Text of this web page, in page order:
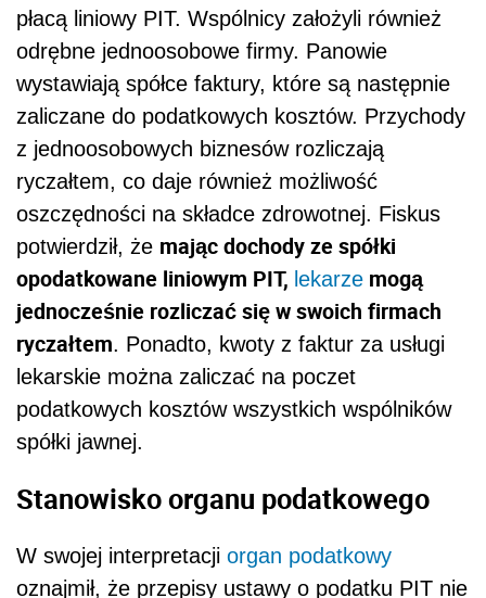
płacą liniowy PIT. Wspólnicy założyli również
odrębne jednoosobowe firmy. Panowie
wystawiają spółce faktury, które są następnie
zaliczane do podatkowych kosztów. Przychody
z jednoosobowych biznesów rozliczają
ryczałtem, co daje również możliwość
oszczędności na składce zdrowotnej. Fiskus
potwierdził, że mając dochody ze spółki
opodatkowane liniowym PIT, lekarze mogą
jednocześnie rozliczać się w swoich firmach
ryczałtem. Ponadto, kwoty z faktur za usługi
lekarskie można zaliczać na poczet
podatkowych kosztów wszystkich wspólników
spółki jawnej.
Stanowisko organu podatkowego
W swojej interpretacji organ podatkowy
oznajmił, że przepisy ustawy o podatku PIT nie